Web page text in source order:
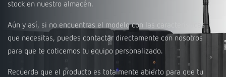
stock en nuestro almacén.
Aún y así, si no encuentras el modelo con las características
que necesitas, puedes contactar directamente con nosotros
para que te coticemos tu equipo personalizado.
Recuerda que el producto es totalmente abierto para que tu